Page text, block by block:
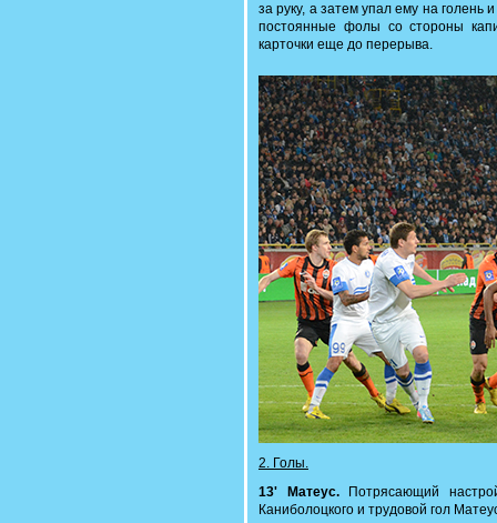
за руку, а затем упал ему на голень
постоянные фолы со стороны
карточки еще до перерыва.
2. Голы.
13' Матеус.Потрясающий
Каниболоцкого и трудовой гол